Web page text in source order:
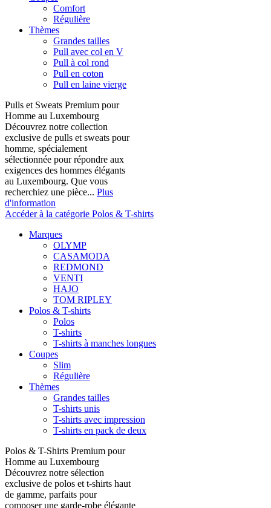
Comfort
Régulière
Thèmes
Grandes tailles
Pull avec col en V
Pull à col rond
Pull en coton
Pull en laine vierge
Pulls et Sweats Premium pour
Homme au Luxembourg
Découvrez notre collection
exclusive de pulls et sweats pour
homme, spécialement
sélectionnée pour répondre aux
exigences des hommes élégants
au Luxembourg. Que vous
recherchiez une pièce... Plus
d'information
Accéder à la catégorie Polos & T-shirts
Marques
OLYMP
CASAMODA
REDMOND
VENTI
HAJO
TOM RIPLEY
Polos & T-shirts
Polos
T-shirts
T-shirts à manches longues
Coupes
Slim
Régulière
Thèmes
Grandes tailles
T-shirts unis
T-shirts avec impression
T-shirts en pack de deux
Polos & T-Shirts Premium pour
Homme au Luxembourg
Découvrez notre sélection
exclusive de polos et t-shirts haut
de gamme, parfaits pour
composer une garde-robe élégante